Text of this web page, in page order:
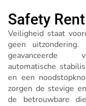
Safety Rent
Veiligheid staat
geen
geavanceerde
automatische
en een
zorgen de stevige
de betrouwbare